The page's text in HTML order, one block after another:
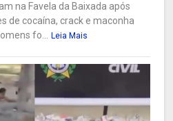
na Favela da Baixada após
de cocaína, crack e maconha
fo... Leia Mais